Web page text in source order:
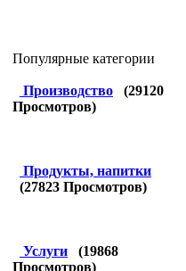
Популярные категории
Производство (29120
Просмотров)
Продукты, напитки
(27823 Просмотров)
Услуги (19868
Просмотров)